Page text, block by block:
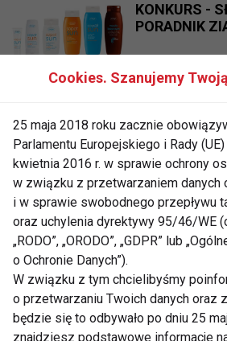
KONKURS -
PORADNIK
Gala
sceny MMA
Ćwicz
Cookies. Szanujemy
25 maja 2018 roku zacznie
Parlamentu Europejskiego i Rady
kwietnia 2016 r. w sprawie ochrony
w związku z przetwarzaniem danych
i w sprawie swobodnego przepływu
oraz uchylenia dyrektywy 95/46/WE
„RODO”, „ORODO”, „GDPR” lub
o Ochronie Danych”).
W związku z tym chcielibyśmy
o przetwarzaniu Twoich danych oraz
będzie się to odbywało po dniu 25
znajdziesz podstawowe informacje